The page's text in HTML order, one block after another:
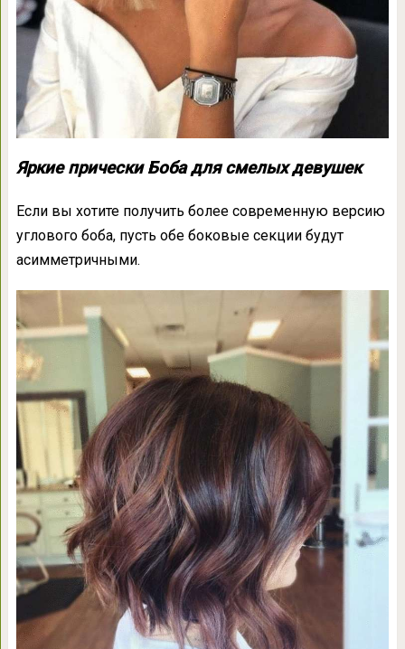
Яркие прически Боба для смелых девушек
Если вы хотите получить более современную версию
углового боба, пусть обе боковые секции будут
асимметричными.